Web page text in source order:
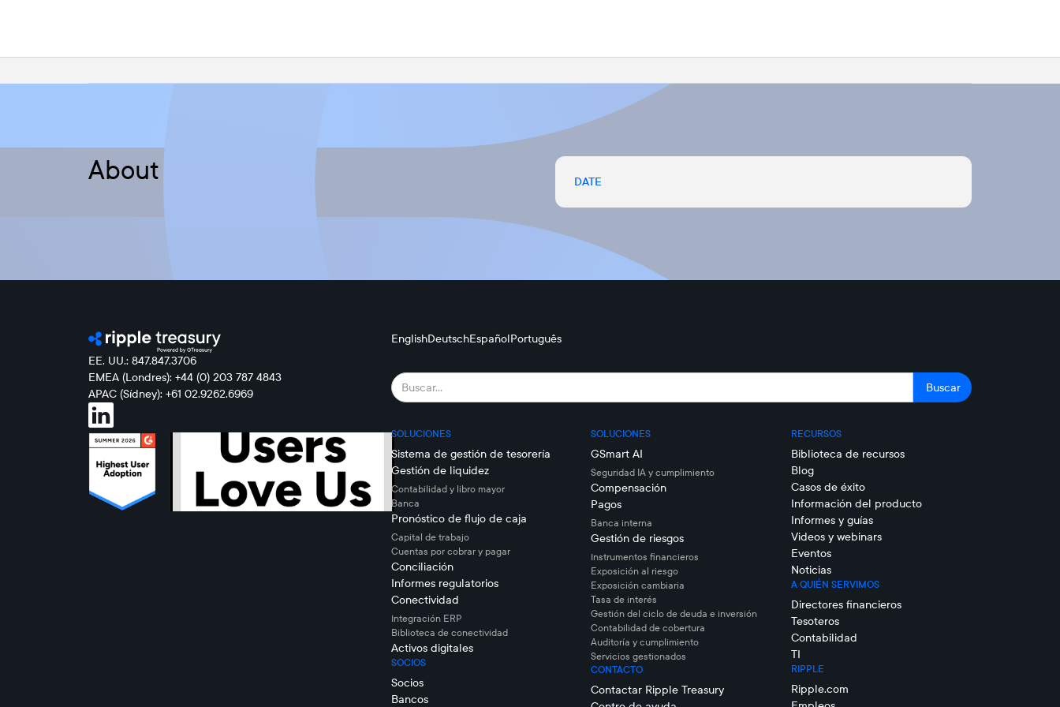
About DATE
EE. UU.: 847.847.3706
EMEA (Londres): +44 (0) 203 787 4843
APAC (Sídney): +61 02.9262.6969
EnglishDeutschEspañolPortuguês
SOLUCIONES
Sistema de gestión de tesorería
Gestión de liquidez
Contabilidad y libro mayor
Banca
Pronóstico de flujo de caja
Capital de trabajo
Cuentas por cobrar y pagar
Conciliación
Informes regulatorios
Conectividad
Integración ERP
Biblioteca de conectividad
Activos digitales
SOCIOS
Socios
Bancos
SOLUCIONES
GSmart AI
Seguridad IA y cumplimiento
Compensación
Pagos
Banca interna
Gestión de riesgos
Instrumentos financieros
Exposición al riesgo
Exposición cambiaria
Tasa de interés
Gestión del ciclo de deuda e inversión
Contabilidad de cobertura
Auditoría y cumplimiento
Servicios gestionados
CONTACTO
Contactar Ripple Treasury
RECURSOS
Biblioteca de recursos
Blog
Casos de éxito
Información del producto
Informes y guías
Videos y webinars
Eventos
Noticias
A QUIÉN SERVIMOS
Directores financieros
Tesoteros
Contabilidad
TI
RIPPLE
Ripple.com